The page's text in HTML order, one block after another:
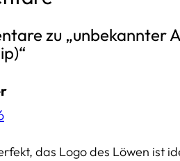
zu „unbekannter
das Logo des Löwen ist